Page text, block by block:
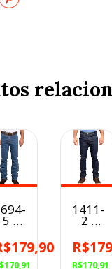
5 -
1411-
2 -
2 -
Calça
R$170,91